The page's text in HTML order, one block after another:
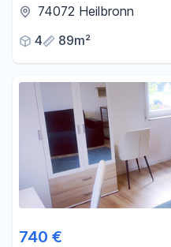
74072 Heilbronn
4
89m²
740 €